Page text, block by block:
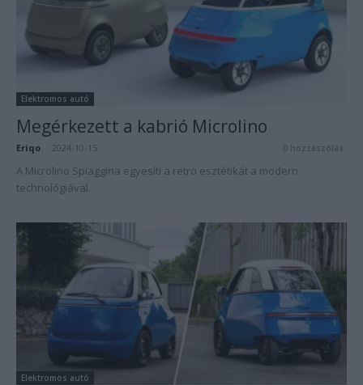
Elektromos autó
Megérkezett a kabrió Microlino
Eriqo 2024-10-15 0 hozzászólás
A Microlino Spiaggina egyesíti a retró esztétikát a modern
technológiával.
Elektromos autó